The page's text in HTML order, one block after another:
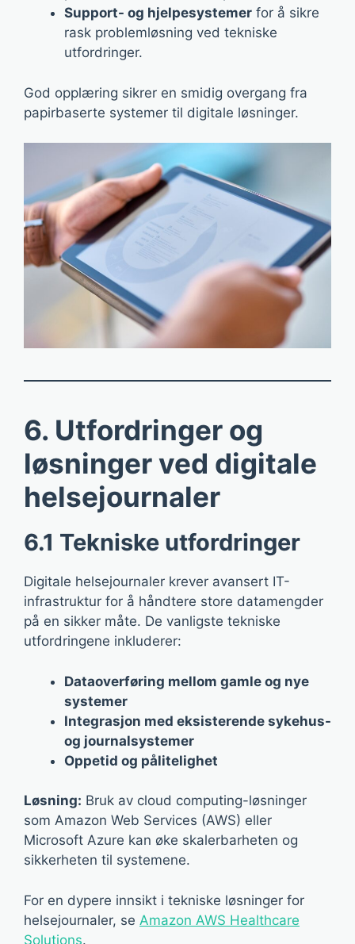
Support- og hjelpesystemer for å sikre
rask problemløsning ved tekniske
utfordringer.
God opplæring sikrer en smidig overgang fra
papirbaserte systemer til digitale løsninger.
6. Utfordringer og
løsninger ved digitale
helsejournaler
6.1 Tekniske utfordringer
Digitale helsejournaler krever avansert IT-
infrastruktur for å håndtere store datamengder
på en sikker måte. De vanligste tekniske
utfordringene inkluderer:
Dataoverføring mellom gamle og nye
systemer
Integrasjon med eksisterende sykehus-
og journalsystemer
Oppetid og pålitelighet
Løsning: Bruk av cloud computing-løsninger
som Amazon Web Services (AWS) eller
Microsoft Azure kan øke skalerbarheten og
sikkerheten til systemene.
For en dypere innsikt i tekniske løsninger for
helsejournaler, se Amazon AWS Healthcare
Solutions.